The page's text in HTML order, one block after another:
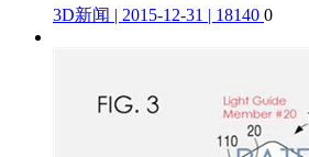
3D新闻 | 2015-12-31 | 18140 0